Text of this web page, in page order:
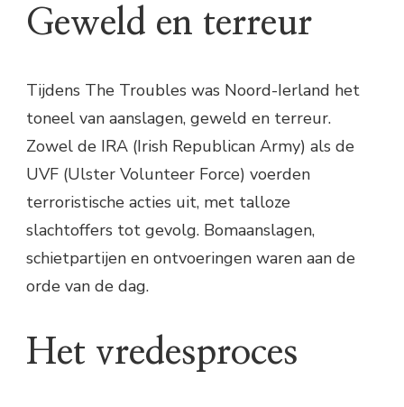
Geweld en terreur
Tijdens The Troubles was Noord-Ierland het
toneel van aanslagen, geweld en terreur.
Zowel de IRA (Irish Republican Army) als de
UVF (Ulster Volunteer Force) voerden
terroristische acties uit, met talloze
slachtoffers tot gevolg. Bomaanslagen,
schietpartijen en ontvoeringen waren aan de
orde van de dag.
Het vredesproces